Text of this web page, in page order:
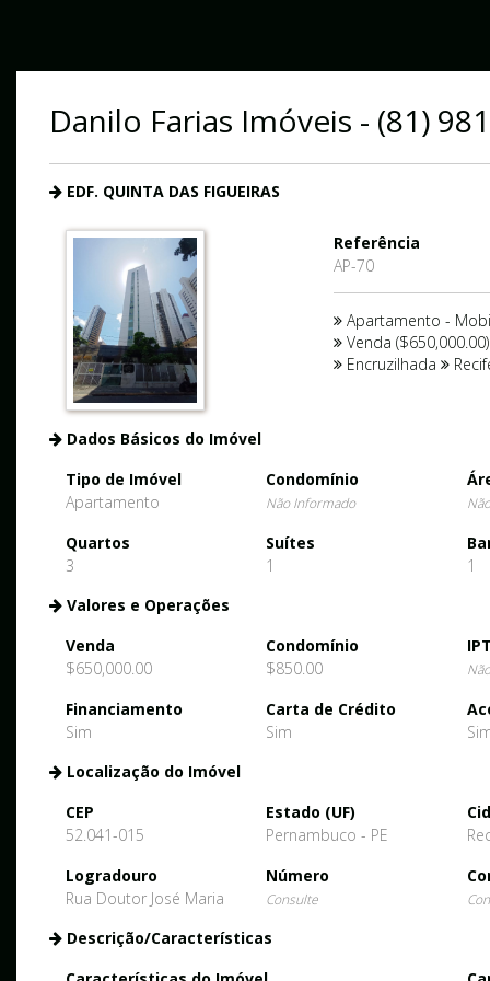
Danilo Farias Imóveis - (81)
EDF. QUINTA DAS FIGUEIRAS
Referência
AP-70
Apartamento -
Venda ($650,000.00)
Encruzilhada
Dados Básicos do Imóvel
Tipo de Imóvel
Apartamento
Condomínio
Não Informado
Quartos
3
Suítes
1
1
Valores e Operações
Venda
$650,000.00
Condomínio
$850.00
Financiamento
Sim
Carta de Crédito
Sim
Localização do Imóvel
CEP
52.041-015
Estado (UF)
Pernambuco - PE
Logradouro
Rua Doutor José Maria
Número
Consulte
Descrição/Características